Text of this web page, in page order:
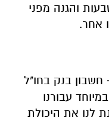
והגנה מפני
אחר.
חשבון בנק בחו"ל
עבורנו
לנו את היכולת